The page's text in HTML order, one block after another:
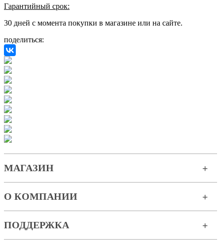
Гарантийный срок:
30 дней с момента покупки в магазине или на сайте.
поделиться:
МАГАЗИН
О КОМПАНИИ
ПОДДЕРЖКА